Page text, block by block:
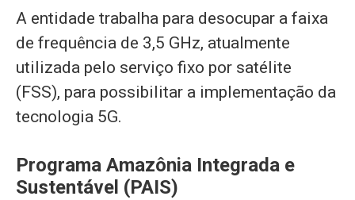
A entidade trabalha para desocupar a faixa
de frequência de 3,5 GHz, atualmente
utilizada pelo serviço fixo por satélite
(FSS), para possibilitar a implementação da
tecnologia 5G.
Programa Amazônia Integrada e
Sustentável (PAIS)